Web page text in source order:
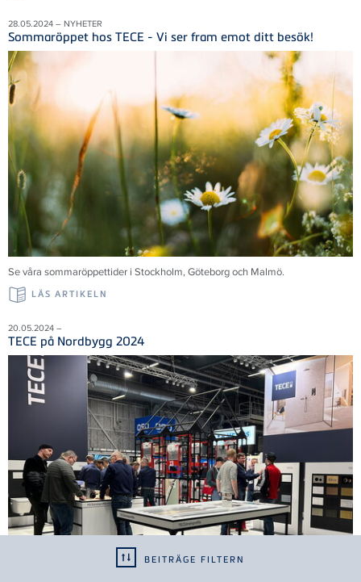
BEITRÄGE FILTERN
28.05.2024 – NYHETER
Sommaröppet hos TECE - Vi ser fram emot ditt besök!
Se våra sommaröppettider i Stockholm, Göteborg och Malmö.
LÄS ARTIKELN
20.05.2024 –
TECE på Nordbygg 2024